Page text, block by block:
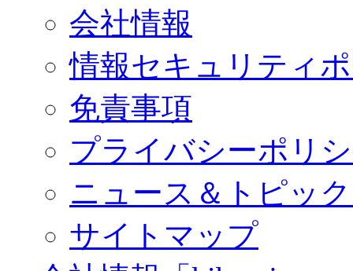
会社情報
情報セキュリティ
免責事項
プライバシーポリ
ニュース＆トピッ
サイトマップ